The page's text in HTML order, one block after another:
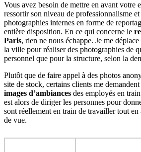
Vous avez besoin de mettre en avant votre
ressortir son niveau de professionnalisme et
photographies internes en forme de
entière disposition. En ce qui concerne le
Paris, rien ne nous échappe. Je me
la ville pour réaliser des photographies de
personnel que pour la structure, selon la
Plutôt que de faire appel à des photos
site de stock, certains clients me
images d’ambiances des employés en
est alors de diriger les personnes pour
sont réellement en train de travailler tout en
de vue.